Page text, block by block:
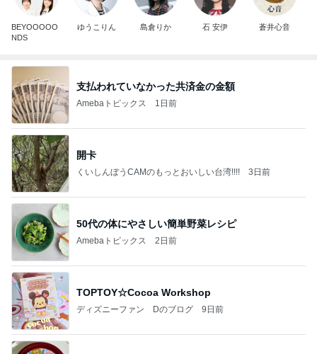
BEYOOOOO
NDS
ゆうこりん 島倉りか 石 安伊 蒼井心音
支払われていなかった共済金の金額
Amebaトピックス 1日前
開卡
くいしんぼうCAMのもっとおいしい台湾!!!! 3日前
50代の体にやさしい簡単野菜レシピ
Amebaトピックス 2日前
TOPTOY☆Cocoa Workshop
ディズニーファン Dのブログ 9日前